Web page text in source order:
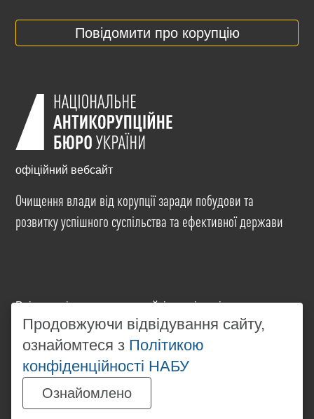
Повідомити про корупцію
офіційний вебсайт
Очищення влади від корупції заради побудови та
розвитку успішного суспільства та ефективної держави
Всі матеріали на цьому сайті розміщені на умовах
ліцензіїCreative Commons Attribution-NonCommercial-
NoDerivatives 4.0 International. Використання будь-
яких матеріалів, розміщених на сайті, дозволяється
за умови посилання наwww.nabu.gov.ua
незалежності від повного або часткового
використання матеріалів.
Продовжуючи відвідування сайту,
ознайомтеся з Політикою
конфіденційності НАБУ
Ознайомлено